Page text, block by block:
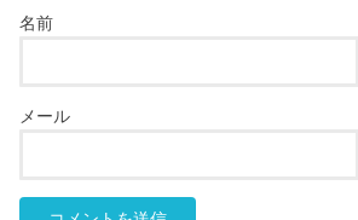
名前
メール